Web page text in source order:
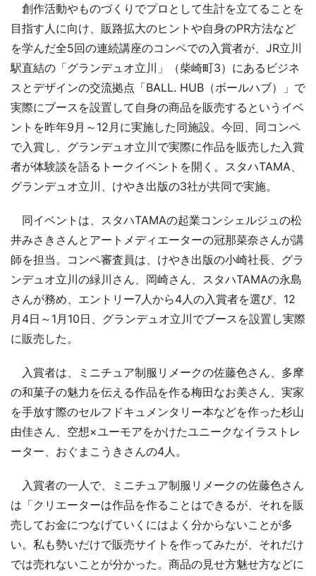
創作活動やものづくりでプロとして生計を立てることを
目指す人に向け、販路拡大のヒントや自身のPR方法など
を学んだ全5回の連続講座のコンペでの入賞者が、JR立川
駅直結の「グランデュオ立川」（柴崎町3）にあるビジネ
スとデザインの交流拠点「BALL. HUB（ボールハブ）」で
実際にブースを設置して自身の商品を販売するというイベ
ントを昨年9月～12月に実施した同施設。今回、同コンペ
で入賞し、グランデュオ立川で実際に作品を販売した入賞
者が体験談を語るトークイベントを開く。スタハTAMA、
グランデュオ立川、けやき出版の3社が共同で実施。
同イベントは、スタハTAMAの起業コンシェルジュの松
井みさきさんとアートメディエーターの冠那菜奈さんが講
師を担当。コンペ審査員は、けやき出版の小崎社長、グラ
ンデュオ立川の緑川さん、岡崎さん、スタハTAMAの永島
さんが務め、エントリー7人から4人の入賞者を選び、12
月4日～1月10日、グランデュオ立川でブースを設置し実際
に販売した。
入賞者は、ミニチュア制服リメークの佐藤色さん、多摩
の和菓子の魅力を伝える作品を作る梅田なお美さん、実家
を手放す際のセルフドキュメンタリー本などを作った杉山
由佳さん、空想×ユーモアをかけたユニークなイラストレ
ーター、おぐまこうきさんの4人。
入賞者の一人で、ミニチュア制服リメークの佐藤色さん
は「クリエーターは作品を作ることはできるが、それを販
売してお金につなげていくにはよく分からないことが多
い。私も勢いだけで販売サイトを作ってみたが、それだけ
では売れないことが分かった。商品の見せ方魅せ方などに